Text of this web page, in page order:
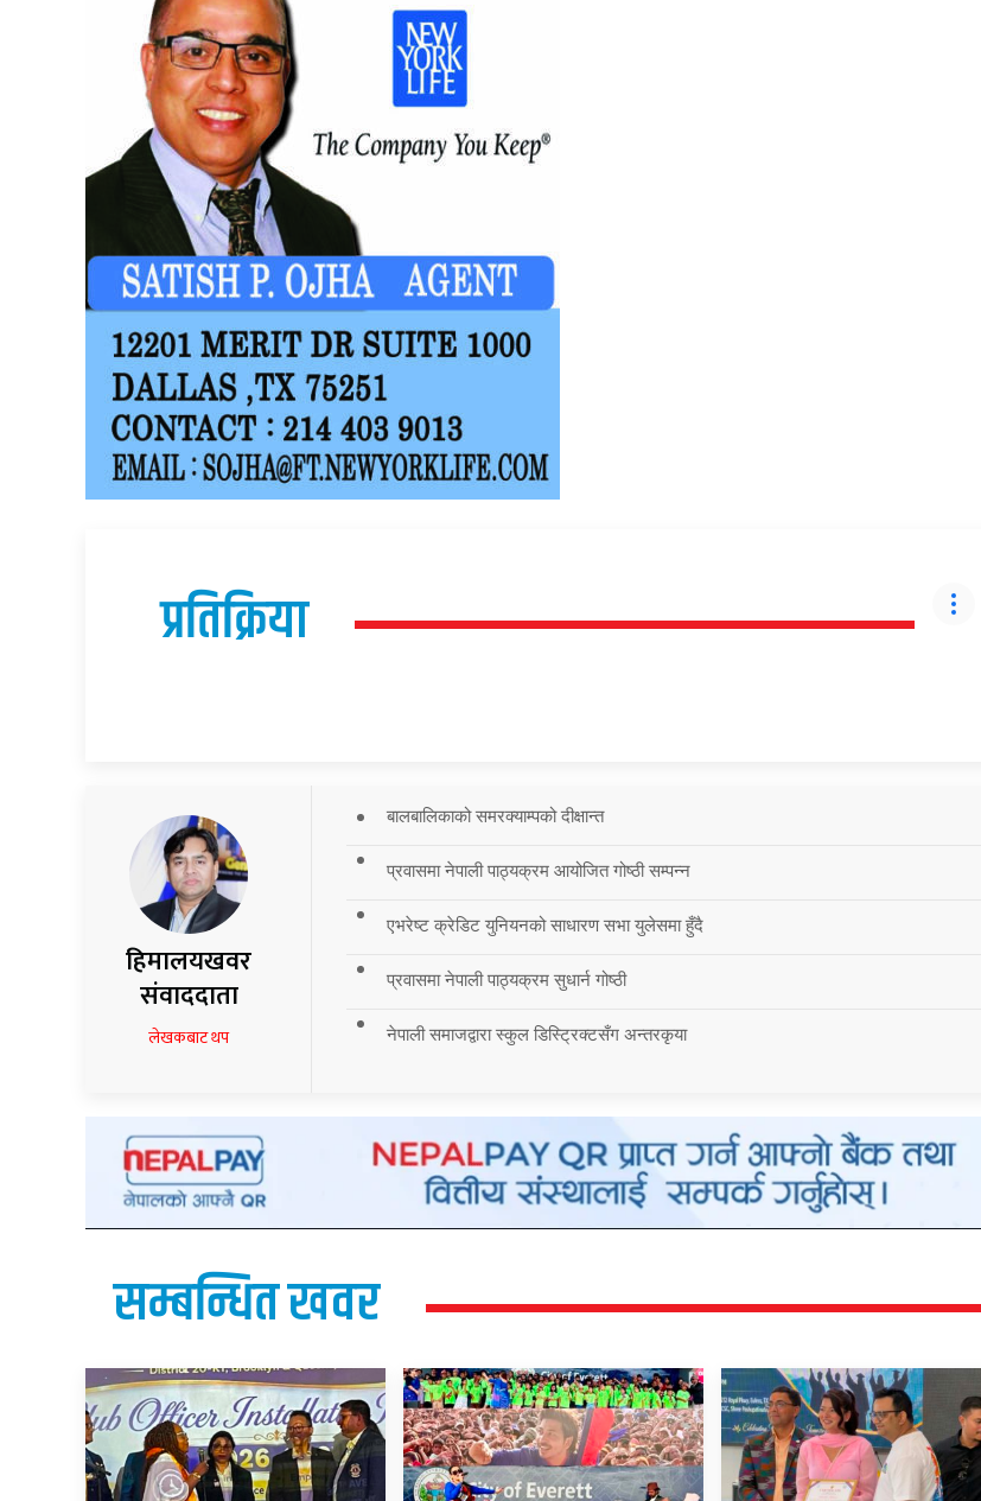
प्रतिक्रिया
हिमालयखवर
संवाददाता
लेखकबाट थप
बालबालिकाको समरक्याम्पको दीक्षान्त
प्रवासमा नेपाली पाठ्यक्रम आयोजित गोष्ठी सम्पन्न
एभरेष्ट क्रेडिट युनियनको साधारण सभा युलेसमा हुँदै
प्रवासमा नेपाली पाठ्यक्रम सुधार्न गोष्ठी
नेपाली समाजद्वारा स्कुल डिस्ट्रिक्टसँग अन्तरकृया
सम्बन्धित खवर